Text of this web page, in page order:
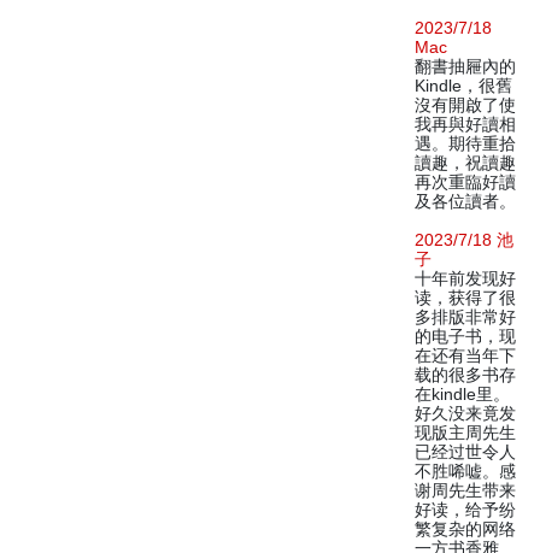
2023/7/18
Mac
翻書抽屜內的
Kindle，很舊
沒有開啟了使
我再與好讀相
遇。期待重拾
讀趣，祝讀趣
再次重臨好讀
及各位讀者。
2023/7/18 池
子
十年前发现好
读，获得了很
多排版非常好
的电子书，现
在还有当年下
载的很多书存
在kindle里。
好久没来竟发
现版主周先生
已经过世令人
不胜唏嘘。感
谢周先生带来
好读，给予纷
繁复杂的网络
一方书香雅